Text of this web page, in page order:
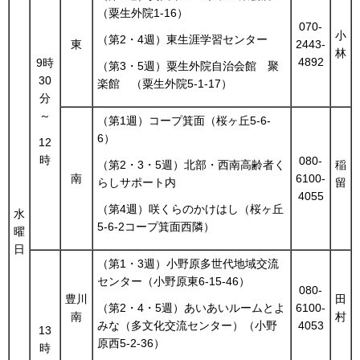
水
曜
日
9時
30
分
～
12
時
東
（粟生外院1-16）
（第2・4週）東生涯学習センター
（第3・5週）粟生外院自治会館 聚
楽館 （粟生外院5-1-17）
070-
2443-
4892
小
林
南
（第1週）コープ箕面（桜ヶ丘5-6-
6）
（第2・3・5週）北部・西南高齢者く
らしサポート内
（第4週）咲くらのかけはし（桜ヶ丘
5-6-2コープ箕面西隣）
080-
6100-
4055
稲
留
13
時
豊川
南
（第1・3週）小野原多世代地域交流
センター（小野原東6-15-46）
（第2・4・5週）あいあいルームとよ
みな（多文化交流センター）（小野
原西5-2-36）
080-
6100-
4053
田
村